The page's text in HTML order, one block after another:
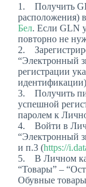
1. Получить
расположения)
Бел. Если GLN
повторно не
2.
“Электронный
регистрации
3. Получить
успешной
паролем к
4. Войти в
“Электронный
и п.3 (https://
5. В Личном
“Товары” –
Обувные